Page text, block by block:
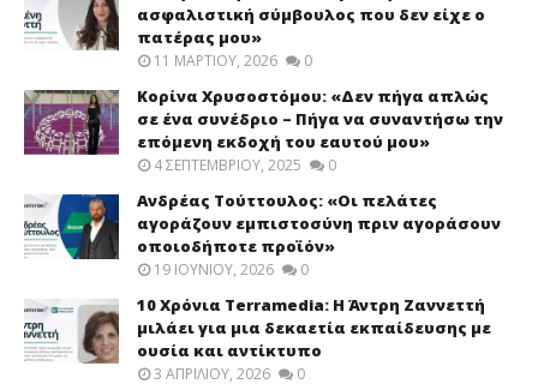
ασφαλιστική σύμβουλος που δεν είχε ο
πατέρας μου»
11 ΜΑΡΤΊΟΥ, 2026 0
Κορίνα Χρυσοστόμου: «Δεν πήγα απλώς
σε ένα συνέδριο – Πήγα να συναντήσω την
επόμενη εκδοχή του εαυτού μου»
4 ΣΕΠΤΕΜΒΡΊΟΥ, 2025 0
Ανδρέας Τούττουλος: «Οι πελάτες
αγοράζουν εμπιστοσύνη πριν αγοράσουν
οποιοδήποτε προϊόν»
19 ΙΟΥΝΊΟΥ, 2026 0
10 Χρόνια Terramedia: Η Άντρη Ζαννεττή
μιλάει για μια δεκαετία εκπαίδευσης με
ουσία και αντίκτυπο
3 ΑΠΡΙΛΊΟΥ, 2026 0